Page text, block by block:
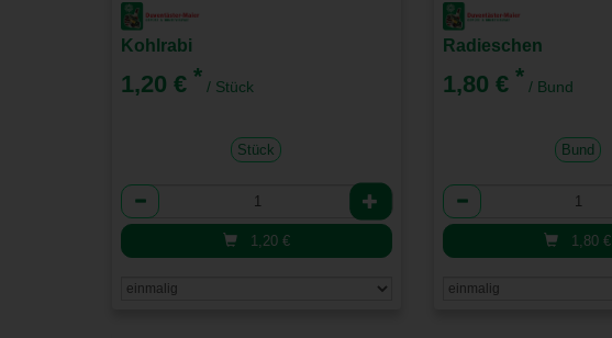
Kohlrabi
1,20 € * / Stück
Stück
Anzahl
1,20 €
Radieschen
1,80 €* / Bund
Bund
Anzahl
1,80€